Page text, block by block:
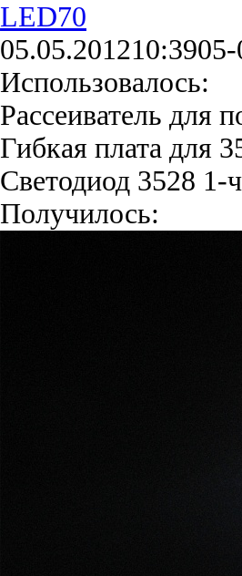
LED70
05.05.201210:39
Использовалось:
Рассеиватель для
Гибкая плата для
Светодиод 3528
Получилось: